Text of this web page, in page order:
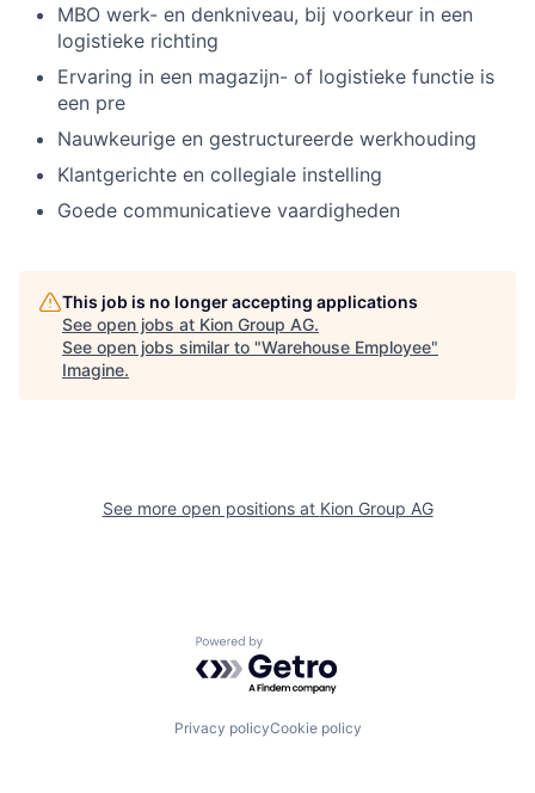
MBO werk- en denkniveau, bij voorkeur in een
logistieke richting
Ervaring in een magazijn- of logistieke functie is
een pre
Nauwkeurige en gestructureerde werkhouding
Klantgerichte en collegiale instelling
Goede communicatieve vaardigheden
This job is no longer accepting applications
See open jobs at Kion Group AG.
See open jobs similar to "Warehouse Employee"
Imagine.
See more open positions at Kion Group AG
Powered by Getro.com
Privacy policyCookie policy